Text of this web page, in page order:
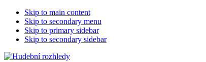
Skip to main content
Skip to secondary menu
Skip to primary sidebar
Skip to secondary sidebar